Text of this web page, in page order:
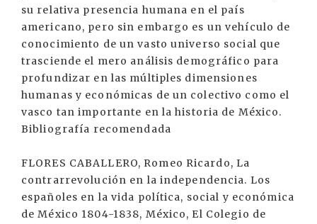
su relativa presencia humana en el país
americano, pero sin embargo es un vehículo de
conocimiento de un vasto universo social que
trasciende el mero análisis demográfico para
profundizar en las múltiples dimensiones
humanas y económicas de un colectivo como el
vasco tan importante en la historia de México.
Bibliografía recomendada
FLORES CABALLERO, Romeo Ricardo, La
contrarrevolución en la independencia. Los
españoles en la vida política, social y económica
de México 1804-1838, México, El Colegio de